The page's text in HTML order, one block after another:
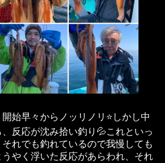
始早々からノッリノリ⭐️しかし中
反応が沈み拾い釣り💦これといっ
れでも釣れているので我慢しても
やく浮いた反応があらわれ、それ